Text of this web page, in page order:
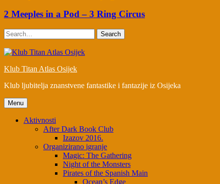
2 Meeples in a Pod – 3 Ring Circus
Search
Klub Titan Atlas Osijek
Klub ljubitelja znanstvene fantastike i fantazije iz Osijeka
Menu
Aktivnosti
After Dark Book Club
Izazov 2016.
Organizirano igranje
Magic: The Gathering
Night of the Monsters
Pirates of the Spanish Main
Ocean’s Edge